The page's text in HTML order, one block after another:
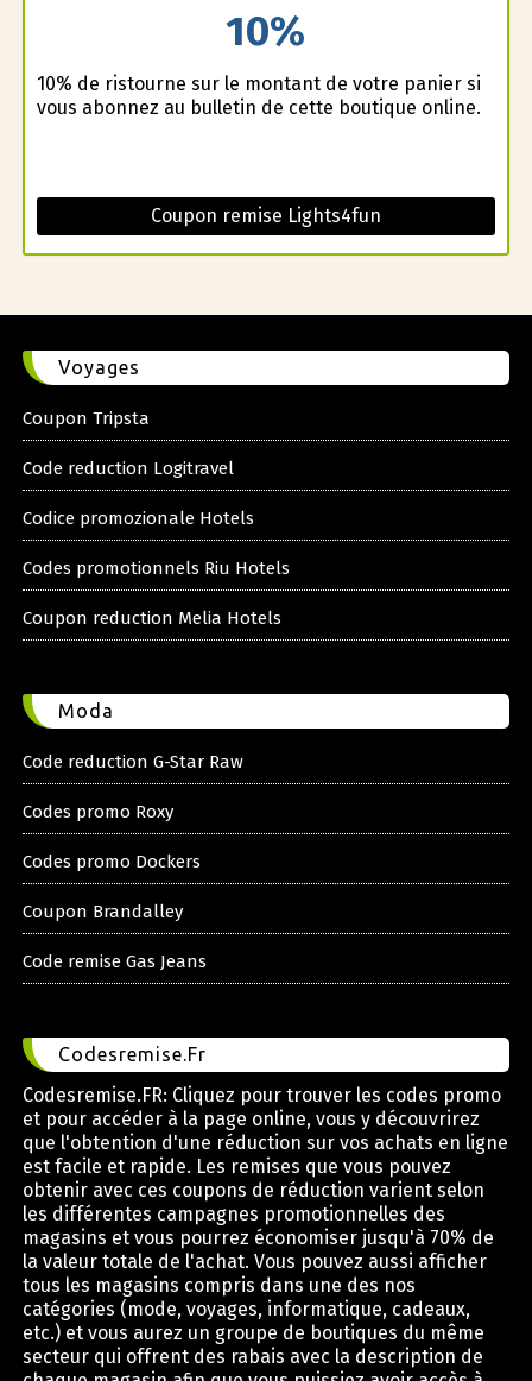
10%
10% de ristourne sur le montant de votre panier si
vous abonnez au bulletin de cette boutique online.
Coupon remise Lights4fun
Voyages
Coupon Tripsta
Code reduction Logitravel
Codice promozionale Hotels
Codes promotionnels Riu Hotels
Coupon reduction Melia Hotels
Moda
Code reduction G-Star Raw
Codes promo Roxy
Codes promo Dockers
Coupon Brandalley
Code remise Gas Jeans
Codesremise.Fr
Codesremise.FR: Cliquez pour trouver les codes promo
et pour accéder à la page online, vous y découvrirez
que l'obtention d'une réduction sur vos achats en ligne
est facile et rapide. Les remises que vous pouvez
obtenir avec ces coupons de réduction varient selon
les différentes campagnes promotionnelles des
magasins et vous pourrez économiser jusqu'à 70% de
la valeur totale de l'achat. Vous pouvez aussi afficher
tous les magasins compris dans une des nos
catégories (mode, voyages, informatique, cadeaux,
etc.) et vous aurez un groupe de boutiques du même
secteur qui offrent des rabais avec la description de